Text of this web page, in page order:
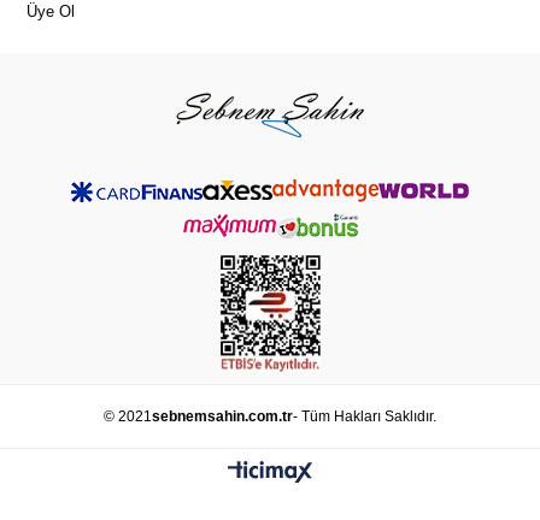
Üye Ol
© 2021 sebnemsahin.com.tr- Tüm Hakları Saklıdır.